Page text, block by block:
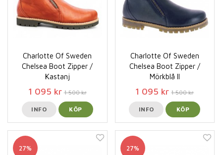
Charlotte Of Sweden
Chelsea Boot Zipper /
Kastanj
1 095 kr 1 500 kr
INFO KÖP
Charlotte Of Sweden
Chelsea Boot Zipper /
Mörkblå II
1 095 kr 1 500 kr
INFO KÖP
27% 27%